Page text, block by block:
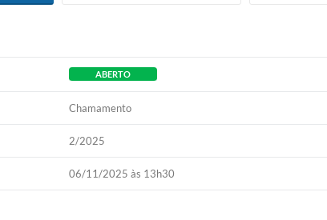
ABERTO
Chamamento
2/2025
06/11/2025 às 13h30